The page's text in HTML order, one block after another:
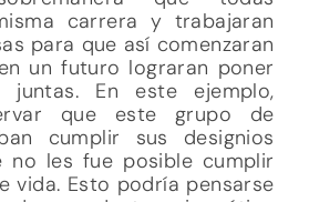
carrera y trabajaran
para que así comenzaran
un futuro lograran poner
juntas. En este ejemplo,
que este grupo de
cumplir sus designios
no les fue posible cumplir
vida. Esto podría pensarse